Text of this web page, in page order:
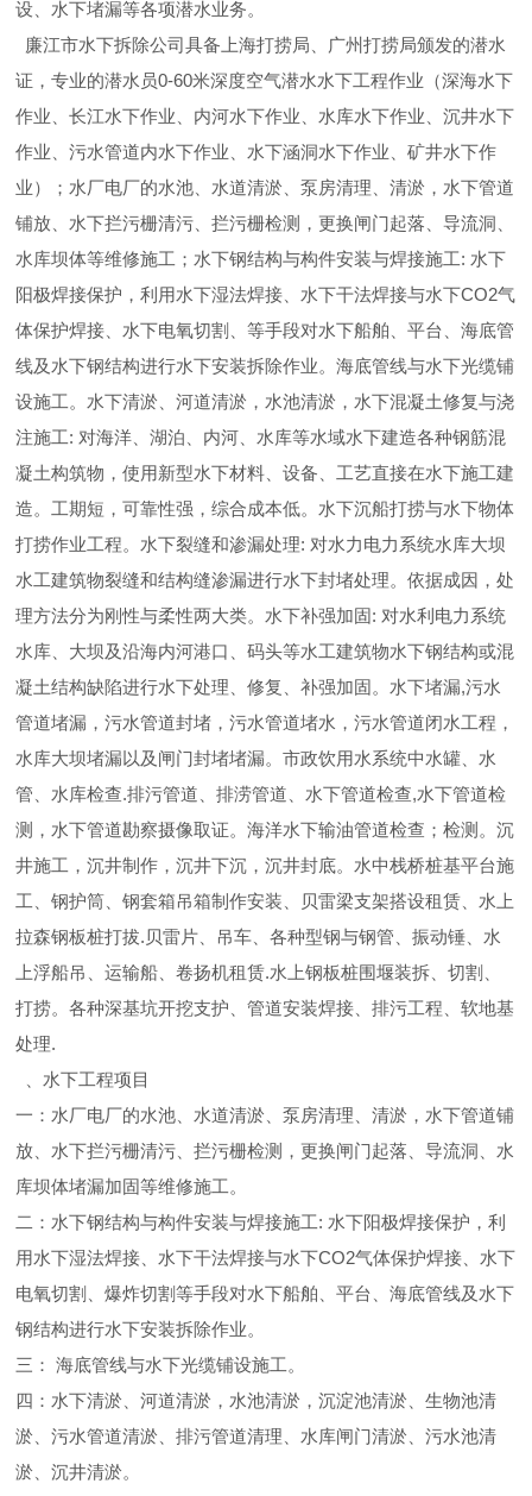
设、水下堵漏等各项潜水业务。
廉江市水下拆除公司具备上海打捞局、广州打捞局颁发的潜水
证，专业的潜水员0-60米深度空气潜水水下工程作业（深海水下
作业、长江水下作业、内河水下作业、水库水下作业、沉井水下
作业、污水管道内水下作业、水下涵洞水下作业、矿井水下作
业）；水厂电厂的水池、水道清淤、泵房清理、清淤，水下管道
铺放、水下拦污栅清污、拦污栅检测，更换闸门起落、导流洞、
水库坝体等维修施工；水下钢结构与构件安装与焊接施工: 水下
阳极焊接保护，利用水下湿法焊接、水下干法焊接与水下CO2气
体保护焊接、水下电氧切割、等手段对水下船舶、平台、海底管
线及水下钢结构进行水下安装拆除作业。海底管线与水下光缆铺
设施工。水下清淤、河道清淤，水池清淤，水下混凝土修复与浇
注施工: 对海洋、湖泊、内河、水库等水域水下建造各种钢筋混
凝土构筑物，使用新型水下材料、设备、工艺直接在水下施工建
造。工期短，可靠性强，综合成本低。水下沉船打捞与水下物体
打捞作业工程。水下裂缝和渗漏处理: 对水力电力系统水库大坝
水工建筑物裂缝和结构缝渗漏进行水下封堵处理。依据成因，处
理方法分为刚性与柔性两大类。水下补强加固: 对水利电力系统
水库、大坝及沿海内河港口、码头等水工建筑物水下钢结构或混
凝土结构缺陷进行水下处理、修复、补强加固。水下堵漏,污水
管道堵漏，污水管道封堵，污水管道堵水，污水管道闭水工程，
水库大坝堵漏以及闸门封堵堵漏。市政饮用水系统中水罐、水
管、水库检查.排污管道、排涝管道、水下管道检查,水下管道检
测，水下管道勘察摄像取证。海洋水下输油管道检查；检测。沉
井施工，沉井制作，沉井下沉，沉井封底。水中栈桥桩基平台施
工、钢护筒、钢套箱吊箱制作安装、贝雷梁支架搭设租赁、水上
拉森钢板桩打拔.贝雷片、吊车、各种型钢与钢管、振动锤、水
上浮船吊、运输船、卷扬机租赁.水上钢板桩围堰装拆、切割、
打捞。各种深基坑开挖支护、管道安装焊接、排污工程、软地基
处理.
、水下工程项目
一：水厂电厂的水池、水道清淤、泵房清理、清淤，水下管道铺
放、水下拦污栅清污、拦污栅检测，更换闸门起落、导流洞、水
库坝体堵漏加固等维修施工。
二：水下钢结构与构件安装与焊接施工: 水下阳极焊接保护，利
用水下湿法焊接、水下干法焊接与水下CO2气体保护焊接、水下
电氧切割、爆炸切割等手段对水下船舶、平台、海底管线及水下
钢结构进行水下安装拆除作业。
三： 海底管线与水下光缆铺设施工。
四：水下清淤、河道清淤，水池清淤，沉淀池清淤、生物池清
淤、污水管道清淤、排污管道清理、水库闸门清淤、污水池清
淤、沉井清淤。